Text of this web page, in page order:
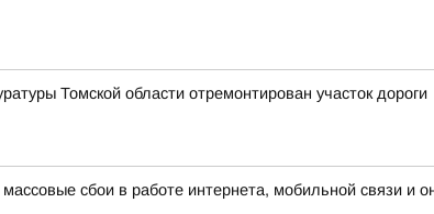
Томской области отремонтирован участок дороги
сбои в работе интернета, мобильной связи и